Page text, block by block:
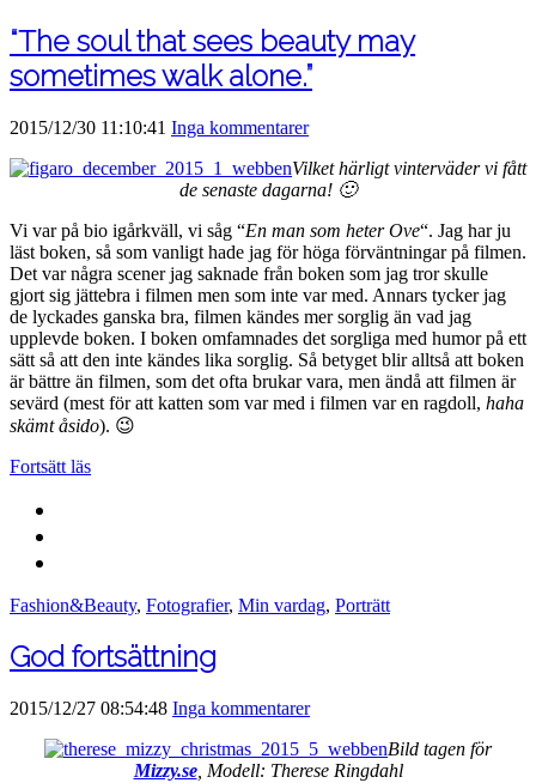
“The soul that sees beauty may
sometimes walk alone.”
2015/12/30 11:10:41 Inga kommentarer
Vilket härligt vinterväder vi fått
de senaste dagarna! 🙂
Vi var på bio igårkväll, vi såg “En man som heter Ove“. Jag har ju
läst boken, så som vanligt hade jag för höga förväntningar på filmen.
Det var några scener jag saknade från boken som jag tror skulle
gjort sig jättebra i filmen men som inte var med. Annars tycker jag
de lyckades ganska bra, filmen kändes mer sorglig än vad jag
upplevde boken. I boken omfamnades det sorgliga med humor på ett
sätt så att den inte kändes lika sorglig. Så betyget blir alltså att boken
är bättre än filmen, som det ofta brukar vara, men ändå att filmen är
sevärd (mest för att katten som var med i filmen var en ragdoll, haha
skämt åsido). 😉
Fortsätt läs
Fashion&Beauty, Fotografier, Min vardag, Porträtt
God fortsättning
2015/12/27 08:54:48 Inga kommentarer
Bild tagen för
Mizzy.se, Modell: Therese Ringdahl